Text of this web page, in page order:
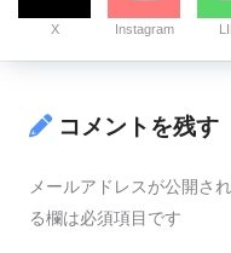
X Instagram
コメントを残す
メールアドレスが公開さ
る欄は必須項目です